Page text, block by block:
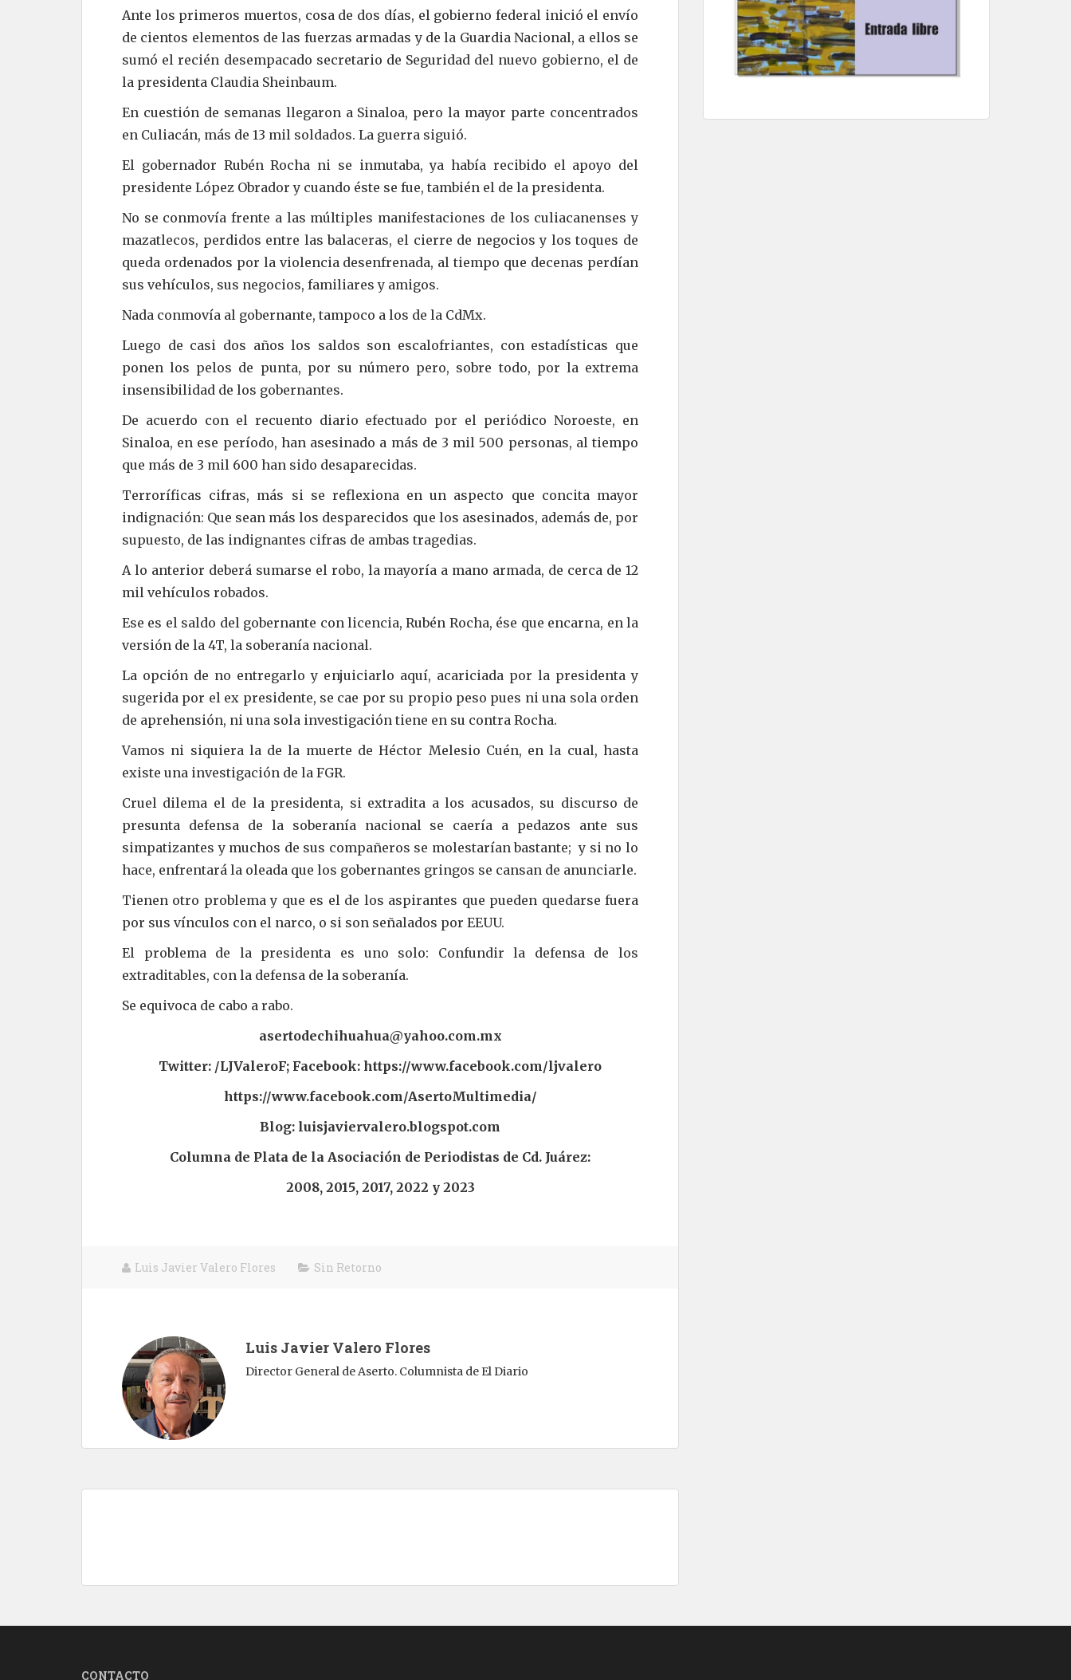
Ante los primeros muertos, cosa de dos días, el gobierno federal inició el envío
de cientos elementos de las fuerzas armadas y de la Guardia Nacional, a ellos se
sumó el recién desempacado secretario de Seguridad del nuevo gobierno, el de
la presidenta Claudia Sheinbaum.
En cuestión de semanas llegaron a Sinaloa, pero la mayor parte concentrados
en Culiacán, más de 13 mil soldados. La guerra siguió.
El gobernador Rubén Rocha ni se inmutaba, ya había recibido el apoyo del
presidente López Obrador y cuando éste se fue, también el de la presidenta.
No se conmovía frente a las múltiples manifestaciones de los culiacanenses y
mazatlecos, perdidos entre las balaceras, el cierre de negocios y los toques de
queda ordenados por la violencia desenfrenada, al tiempo que decenas perdían
sus vehículos, sus negocios, familiares y amigos.
Nada conmovía al gobernante, tampoco a los de la CdMx.
Luego de casi dos años los saldos son escalofriantes, con estadísticas que
ponen los pelos de punta, por su número pero, sobre todo, por la extrema
insensibilidad de los gobernantes.
De acuerdo con el recuento diario efectuado por el periódico Noroeste, en
Sinaloa, en ese período, han asesinado a más de 3 mil 500 personas, al tiempo
que más de 3 mil 600 han sido desaparecidas.
Terroríficas cifras, más si se reflexiona en un aspecto que concita mayor
indignación: Que sean más los desparecidos que los asesinados, además de, por
supuesto, de las indignantes cifras de ambas tragedias.
A lo anterior deberá sumarse el robo, la mayoría a mano armada, de cerca de 12
mil vehículos robados.
Ese es el saldo del gobernante con licencia, Rubén Rocha, ése que encarna, en la
versión de la 4T, la soberanía nacional.
La opción de no entregarlo y enjuiciarlo aquí, acariciada por la presidenta y
sugerida por el ex presidente, se cae por su propio peso pues ni una sola orden
de aprehensión, ni una sola investigación tiene en su contra Rocha.
Vamos ni siquiera la de la muerte de Héctor Melesio Cuén, en la cual, hasta
existe una investigación de la FGR.
Cruel dilema el de la presidenta, si extradita a los acusados, su discurso de
presunta defensa de la soberanía nacional se caería a pedazos ante sus
simpatizantes y muchos de sus compañeros se molestarían bastante; y si no lo
hace, enfrentará la oleada que los gobernantes gringos se cansan de anunciarle.
Tienen otro problema y que es el de los aspirantes que pueden quedarse fuera
por sus vínculos con el narco, o si son señalados por EEUU.
El problema de la presidenta es uno solo: Confundir la defensa de los
extraditables, con la defensa de la soberanía.
Se equivoca de cabo a rabo.
asertodechihuahua@yahoo.com.mx
Twitter: /LJValeroF; Facebook: https://www.facebook.com/ljvalero
https://www.facebook.com/AsertoMultimedia/
Blog: luisjaviervalero.blogspot.com
Columna de Plata de la Asociación de Periodistas de Cd. Juárez:
2008, 2015, 2017, 2022 y 2023
Luis Javier Valero Flores Sin Retorno
Luis Javier Valero Flores
Director General de Aserto. Columnista de El Diario
CONTACTO